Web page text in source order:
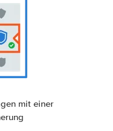
mit einer